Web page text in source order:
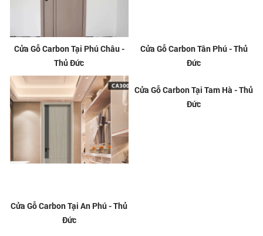
Cửa Gỗ Carbon Tại Phú Châu -
Thủ Đức
Cửa Gỗ Carbon Tân Phú - Thủ
Đức
Cửa Gỗ Carbon Tại An Phú - Thủ
Đức